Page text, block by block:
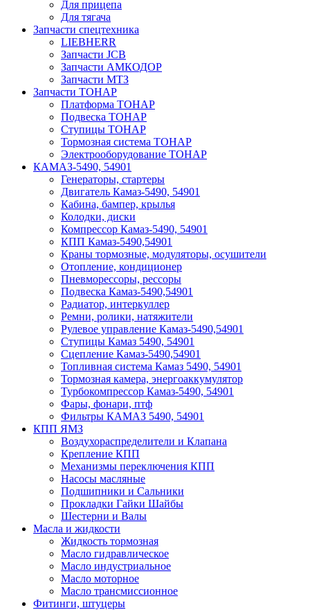
Для прицепа
Для тягача
Запчасти спецтехника
LIEBHERR
Запчасти JCB
Запчасти АМКОДОР
Запчасти МТЗ
Запчасти ТОНАР
Платформа ТОНАР
Подвеска ТОНАР
Ступицы ТОНАР
Тормозная система ТОНАР
Электрооборудование ТОНАР
КАМАЗ-5490, 54901
Генераторы, стартеры
Двигатель Камаз-5490, 54901
Кабина, бампер, крылья
Колодки, диски
Компрессор Камаз-5490, 54901
КПП Камаз-5490,54901
Краны тормозные, модуляторы, осушители
Отопление, кондиционер
Пневморессоры, рессоры
Подвеска Камаз-5490,54901
Радиатор, интеркуллер
Ремни, ролики, натяжители
Рулевое управление Камаз-5490,54901
Ступицы Камаз 5490, 54901
Сцепление Камаз-5490,54901
Топливная система Камаз 5490, 54901
Тормозная камера, энергоаккумулятор
Турбокомпрессор Камаз-5490, 54901
Фары, фонари, птф
Фильтры КАМАЗ 5490, 54901
КПП ЯМЗ
Воздухораспределители и Клапана
Крепление КПП
Механизмы переключения КПП
Насосы масляные
Подшипники и Сальники
Прокладки Гайки Шайбы
Шестерни и Валы
Масла и жидкости
Жидкость тормозная
Масло гидравлическое
Масло индустриальное
Масло моторное
Масло трансмиссионное
Фитинги, штуцеры